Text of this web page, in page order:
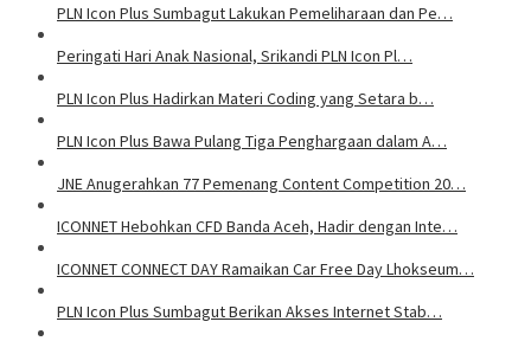
PLN Icon Plus Sumbagut Lakukan Pemeliharaan dan Pe…
Peringati Hari Anak Nasional, Srikandi PLN Icon Pl…
PLN Icon Plus Hadirkan Materi Coding yang Setara b…
PLN Icon Plus Bawa Pulang Tiga Penghargaan dalam A…
JNE Anugerahkan 77 Pemenang Content Competition 20…
ICONNET Hebohkan CFD Banda Aceh, Hadir dengan Inte…
ICONNET CONNECT DAY Ramaikan Car Free Day Lhokseum…
PLN Icon Plus Sumbagut Berikan Akses Internet Stab…